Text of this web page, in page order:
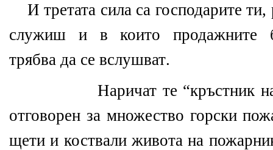
И третата сила са господарите
служиш и в които продажните
трябва да се вслушват.
Наричат те “кръстник
отговорен за множество горски
щети и коствали живота на